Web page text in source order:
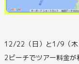
12/22（日）と1/9（木
2ビーチでツアー料金